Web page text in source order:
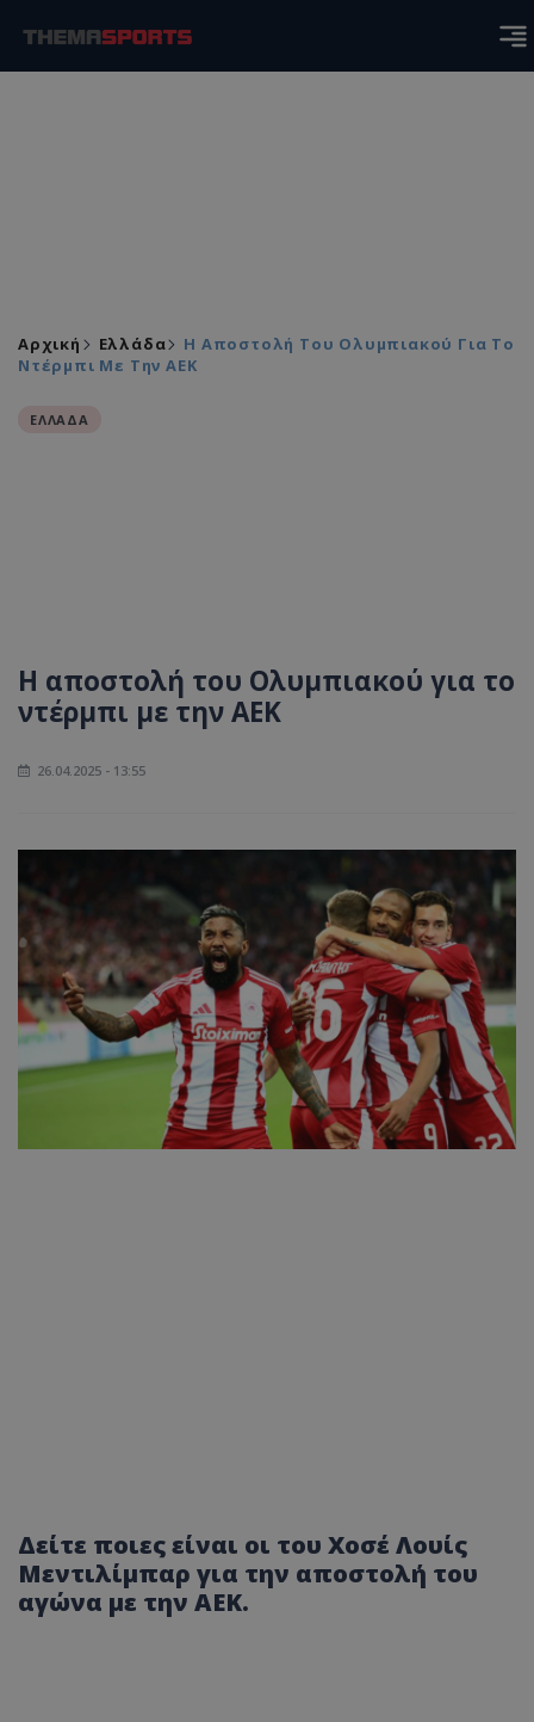
Αρχική Ελλάδα
Η Αποστολή Του Ολυμπιακού Για Το
Ντέρμπι Με Την ΑΕΚ
ΕΛΛΑΔΑ
Η αποστολή του Ολυμπιακού για το
ντέρμπι με την ΑΕΚ
26.04.2025 - 13:55
Δείτε ποιες είναι οι του Χοσέ Λουίς
Μεντιλίμπαρ για την αποστολή του
αγώνα με την ΑΕΚ.